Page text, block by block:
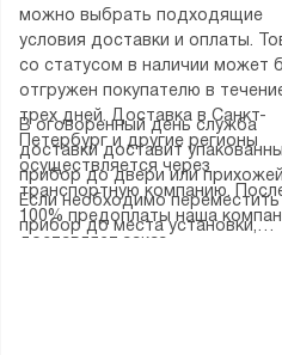
можно выбрать подходящие
условия доставки и оплаты.
со статусом в наличии может
отгружен покупателю в
трех дней. Доставка в Санкт-
Петербург и другие регионы
осуществляется через
транспортную компанию.
100% предоплаты наша
доставляет заказ
В оговоренный день служба
доставки доставит
прибор до двери или прихожей.
Если необходимо переместить
прибор до места установки,